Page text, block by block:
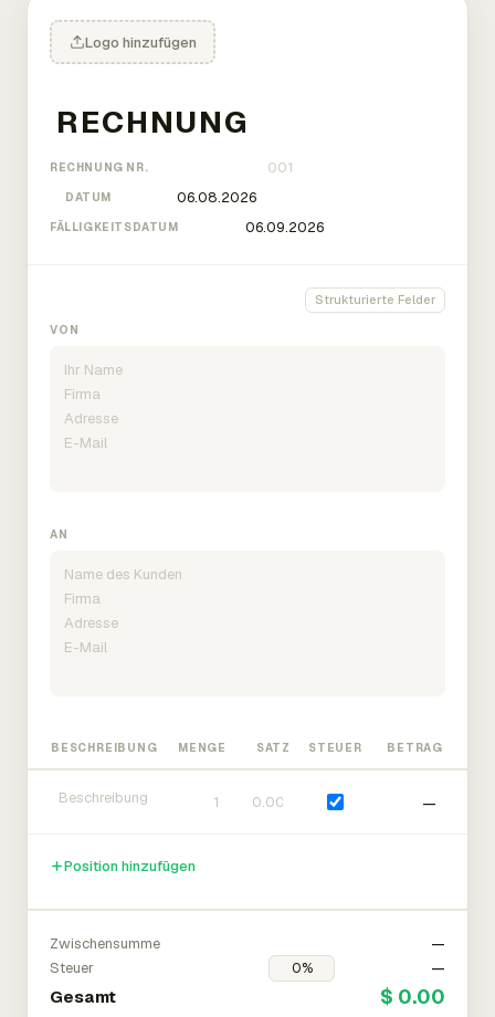
Logo hinzufügen
RECHNUNG NR.
DATUM
FÄLLIGKEITSDATUM
Strukturierte Felder
VON
AN
BESCHREIBUNG MENGE SATZ STEUER BETRAG
—
Position hinzufügen
Zwischensumme
—
Steuer
—
Gesamt $ 0.00